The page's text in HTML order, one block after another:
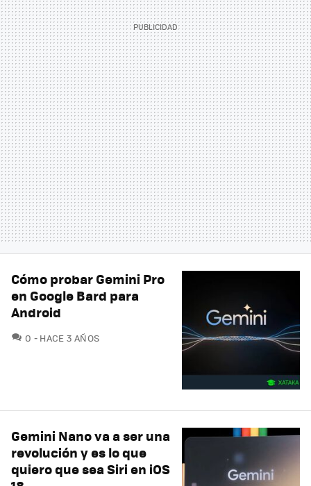
Cómo probar Gemini Pro
en Google Bard para
Android
0 COMENTARIOS
HACE 3 AÑOS
Gemini Nano va a ser una
revolución y es lo que
quiero que sea Siri en iOS